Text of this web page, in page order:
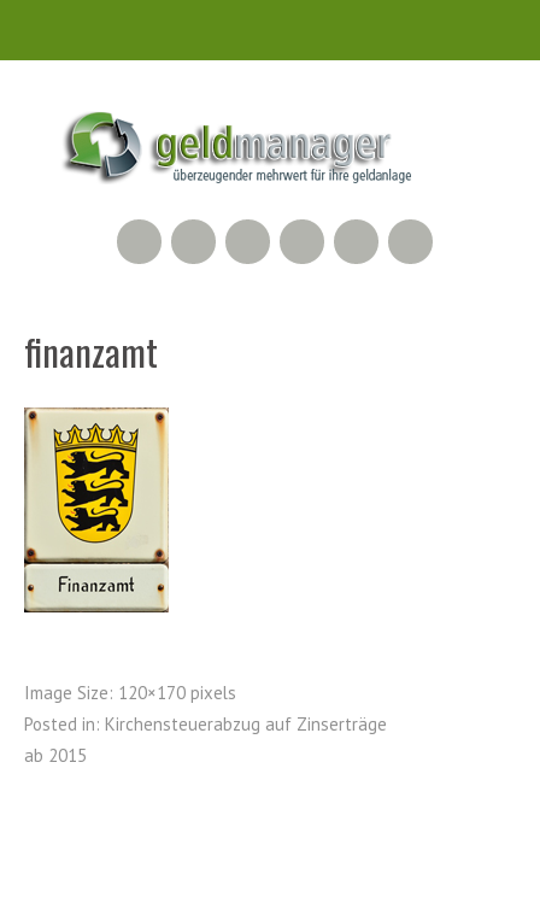
Facebook
500px
LinkedIn
Xing
RSS Feed
finanzamt
Image Size: 120×170 pixels
Posted in: Kirchensteuerabzug auf Zinserträge
ab 2015